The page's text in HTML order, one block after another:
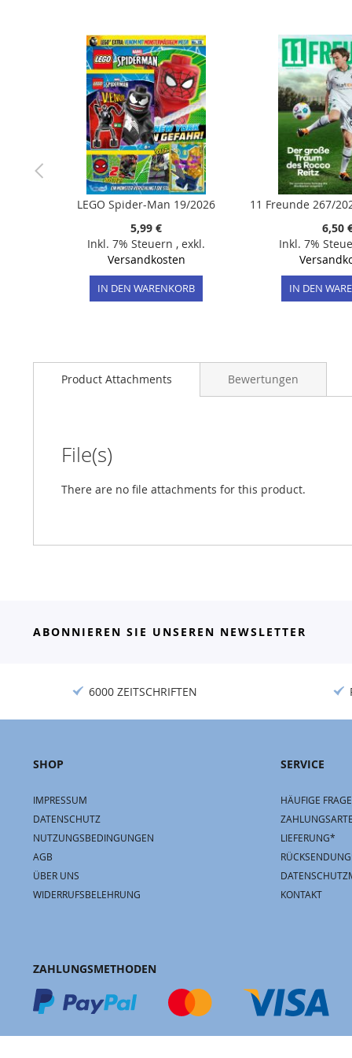
LEGO Spider-Man 19/2026
5,99 €
Inkl. 7% Steuern , exkl.
Versandkosten
IN DEN WARENKORB
6,50
Inkl. 7%
IN DEN
Product Attachments
File(s)
There are no file attachments for this product.
Bewertungen
ABONNIEREN SIE UNSEREN NEWSLETTER
6000 ZEITSCHRIFTEN
SHOP
IMPRESSUM
DATENSCHUTZ
NUTZUNGSBEDINGUNGEN
AGB
ÜBER UNS
WIDERRUFSBELEHRUNG
SERVICE
HÄUFIGE
LIEFERUNG*
KONTAKT
ZAHLUNGSMETHODEN